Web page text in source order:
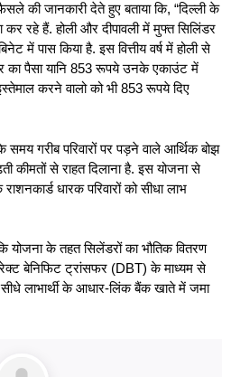
की जानकारी देते हुए बताया कि, “दिल्ली के
कर रहे हैं. होली और दीपावली में मुफ्त सिलिंडर
में पास किया है. इस वित्तीय वर्ष में होली से
का पैसा यानि 853 रूपये उनके एकाउंट में
करने वालो को भी 853 रूपये दिए
समय गरीब परिवारों पर पड़ने वाले आर्थिक बोझ
कीमतों से राहत दिलाना है. इस योजना से
धारक परिवारों को सीधा लाभ
योजना के तहत सिलेंडरों का भौतिक वितरण
बेनिफिट ट्रांसफर (DBT) के माध्यम से
लाभार्थी के आधार-लिंक बैंक खाते में जमा